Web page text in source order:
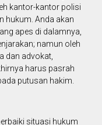
kantor-kantor polisi
hukum. Anda akan
apes di dalamnya,
namun oleh
dan advokat,
harus pasrah
putusan hakim.
situasi hukum